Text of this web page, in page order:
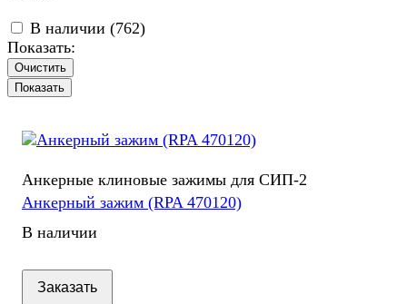
В наличии (762)
Показать:
Очистить
Анкерные клиновые зажимы для СИП-2
Анкерный зажим (RPA 470120)
В наличии
Заказать